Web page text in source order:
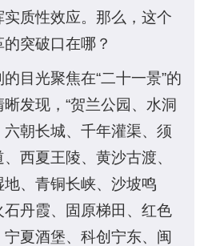
质性效应。那么，这个
突破口在哪？
目光聚焦在“二十一景”的
发现，“贺兰公园、水洞
朝长城、千年灌渠、须
西夏王陵、黄沙古渡、
、青铜长峡、沙坡鸣
丹霞、固原梯田、红色
夏酒堡、科创宁东、闽